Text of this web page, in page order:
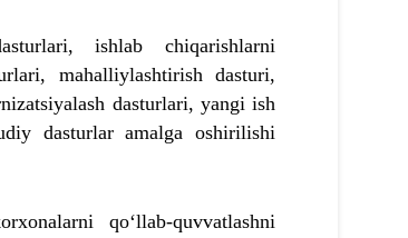
ishlab chiqarishlarni
mahalliylashtirish dasturi,
dasturlari, yangi ish
dasturlar amalga oshirilishi
qo‘llab-quvvatlashni